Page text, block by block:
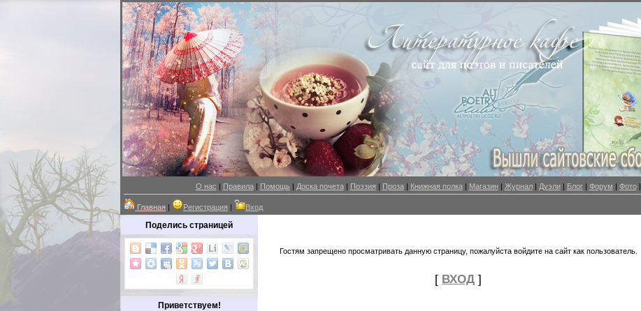
О нас | Правила| Помощь | Доска почета| Поэзия | Проза| Книжная полка| Магазин| Журнал| Дуэли| Блог| Форум | Фото|
Главная | Регистрация | Вход
Поделись страницей
Приветствуем!
Гостям запрещено просматривать данную страницу, пожалуйста войдите на сайт как пользователь.
[ ВХОД ]